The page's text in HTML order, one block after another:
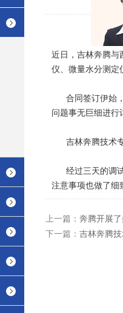
近日，吉林奔腾与
仪、微量水分测定
合同签订伊始，
问题事无巨细进行
吉林奔腾技术专
经过三天的调试
注意事项也做了细
上一篇： 奔腾开展
下一篇： 吉林奔腾